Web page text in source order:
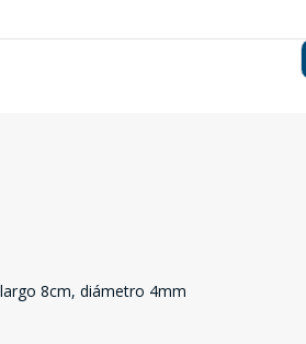
8cm, diámetro 4mm